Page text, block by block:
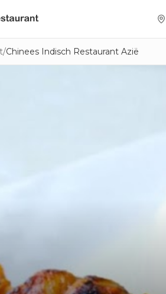
/Chinees Indisch Restaurant Azië